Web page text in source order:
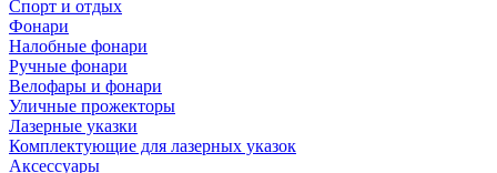
Спорт и отдых
Фонари
Налобные фонари
Ручные фонари
Велофары и фонари
Уличные прожекторы
Лазерные указки
Комплектующие для лазерных указок
Аксессуары